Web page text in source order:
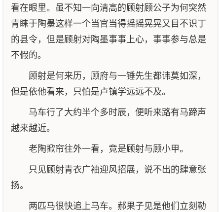
看在眼里。虽不知一向清高的顾射顾公子为何突然
青睐于陶墨这样一个当官当得摇摇晃晃又目不识丁
的县令，但是顾射对陶墨事事上心，事事参与总是
不假的。
顾射是何来历，顾府与一锤先生都讳莫如深，
但是依他看来，只怕是卢镇学远远不及。
马车行了大约半个多时辰，便听来路有马蹄声
越来越近。
老陶掀帘往外一看，竟是顾射与顾小甲。
只见顾射青衣广袖迎风招展，说不出的肆意张
扬。
两匹马很快追上马车。郝果子见是他们立刻勒